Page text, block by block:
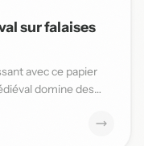
sur falaises
avec ce papier
domine des